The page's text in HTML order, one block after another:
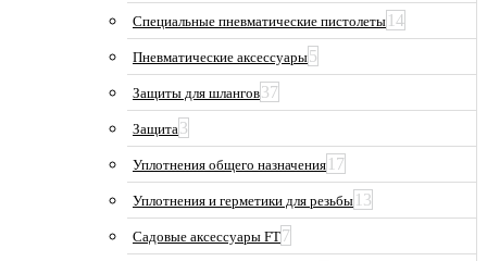
Специальные пневматические пистолеты 14
Пневматические аксессуары5
Защиты для шлангов37
Защита3
Уплотнения общего назначения 17
Уплотнения и герметики для резьбы 13
Садовые аксессуары FT7